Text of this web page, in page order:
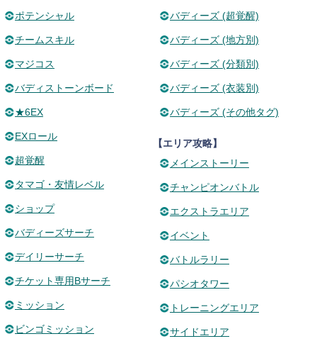
ポテンシャル
チームスキル
マジコス
バディストーンボード
★6EX
EXロール
超覚醒
タマゴ・友情レベル
ショップ
バディーズサーチ
デイリーサーチ
チケット専用Bサーチ
ミッション
ビンゴミッション
バディーズ (超覚醒)
バディーズ (地方別)
バディーズ (分類別)
バディーズ (衣装別)
バディーズ (その他タグ)
【エリア攻略】
メインストーリー
チャンピオンバトル
エクストラエリア
イベント
バトルラリー
パシオタワー
トレーニングエリア
サイドエリア